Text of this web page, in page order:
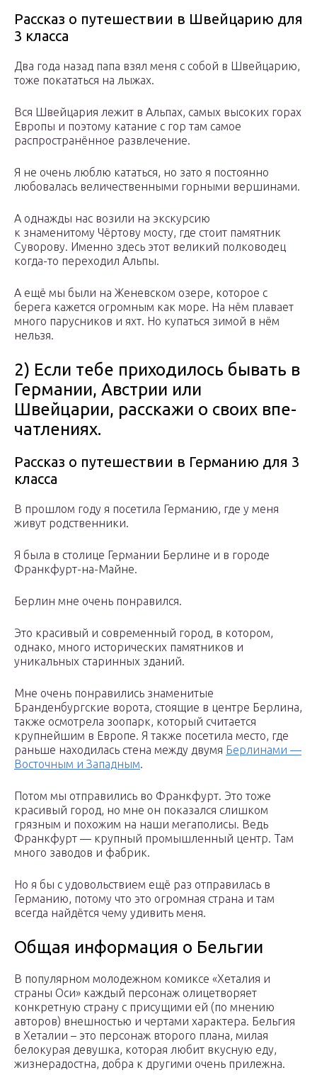
Рассказ о путешествии в Швейцарию для
3 класса
Два года назад папа взял меня с собой в Швейцарию,
тоже покататься на лыжах.
Вся Швейцария лежит в Альпах, самых высоких горах
Европы и поэтому катание с гор там самое
распространённое развлечение.
Я не очень люблю кататься, но зато я постоянно
любовалась величественными горными вершинами.
А однажды нас возили на экскурсию
к знаменитому Чёртову мосту, где стоит памятник
Суворову. Именно здесь этот великий полководец
когда-то переходил Альпы.
А ещё мы были на Женевском озере, которое с
берега кажется огромным как море. На нём плавает
много парусников и яхт. Но купаться зимой в нём
нельзя.
2) Если тебе приходилось бывать в
Германии, Австрии или
Швейцарии, расскажи о своих впе­
чатлениях.
Рассказ о путешествии в Германию для 3
класса
В прошлом году я посетила Германию, где у меня
живут родственники.
Я была в столице Германии Берлине и в городе
Франкфурт-на-Майне.
Берлин мне очень понравился.
Это красивый и современный город, в котором,
однако, много исторических памятников и
уникальных старинных зданий.
Мне очень понравились знаменитые
Бранденбургские ворота, стоящие в центре Берлина,
также осмотрела зоопарк, который считается
крупнейшим в Европе. Я также посетила место, где
раньше находилась стена между двумя Берлинами —
Восточным и Западным.
Потом мы отправились во Франкфурт. Это тоже
красивый город, но мне он показался слишком
грязным и похожим на наши мегаполисы. Ведь
Франкфурт — крупный промышленный центр. Там
много заводов и фабрик.
Но я бы с удовольствием ещё раз отправилась в
Германию, потому что это огромная страна и там
всегда найдётся чему удивить меня.
Общая информация о Бельгии
В популярном молодежном комиксе «Хеталия и
страны Оси» каждый персонаж олицетворяет
конкретную страну с присущими ей (по мнению
авторов) внешностью и чертами характера. Бельгия
в Хеталии – это персонаж второго плана, милая
белокурая девушка, которая любит вкусную еду,
жизнерадостна, добра к другими очень прилежна.